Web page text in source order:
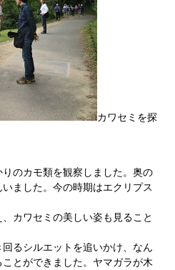
カワセミを探
のカモ類を観察しました。奥の
ました。今の時期はエクリプス
、カワセミの美しい姿も見ること
るシルエットを追いかけ、なん
とができました。ヤマガラが木